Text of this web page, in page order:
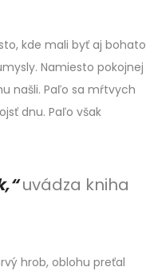
kde mali byť aj bohato
Namiesto pokojnej
našli. Paľo sa mŕtvych
dnu. Paľo však
uvádza kniha
hrob, oblohu preťal